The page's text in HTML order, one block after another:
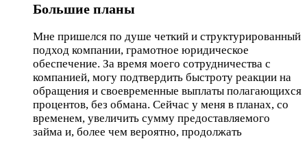
Большие планы
Мне пришелся по душе четкий и структурированный
подход компании, грамотное юридическое
обеспечение. За время моего сотрудничества с
компанией, могу подтвердить быстроту реакции на
обращения и своевременные выплаты полагающихся
процентов, без обмана. Сейчас у меня в планах, со
временем, увеличить сумму предоставляемого
займа и, более чем вероятно, продолжать